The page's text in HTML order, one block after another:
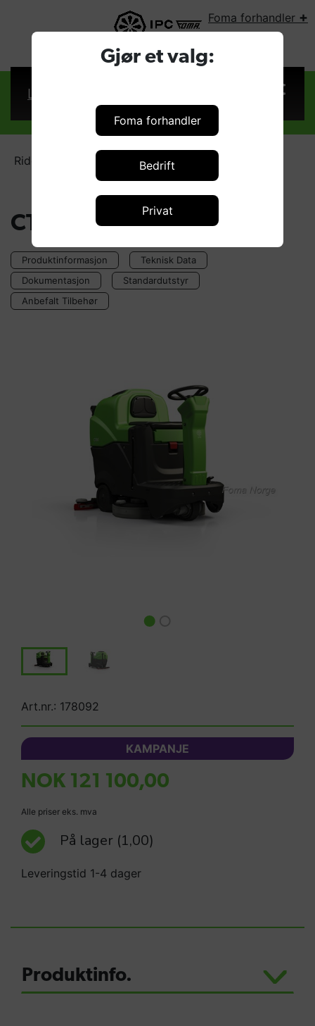
Gjør et valg:
Foma forhandler
Bedrift
Privat
Foma forhandler +
VELG LAND:
Logg inn
Rider / Sitte på-maskiner
CT80 BT70
Produktinformasjon
Teknisk Data
Dokumentasjon
Standardutstyr
Anbefalt Tilbehør
Art.nr.: 178092
KAMPANJE
NOK 121 100,00
Alle priser eks. mva
På lager (1,00)
Leveringstid 1-4 dager
Produktinfo.